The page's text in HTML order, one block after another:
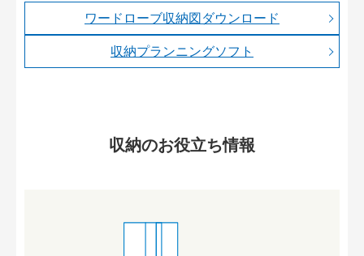
ワードローブ収納図ダウンロード
収納プランニングソフト
収納のお役立ち情報